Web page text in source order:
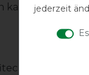
kann optional
Essential
jederzeit